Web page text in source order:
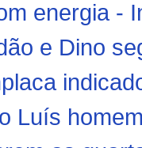
energia -
e Dino
Luís